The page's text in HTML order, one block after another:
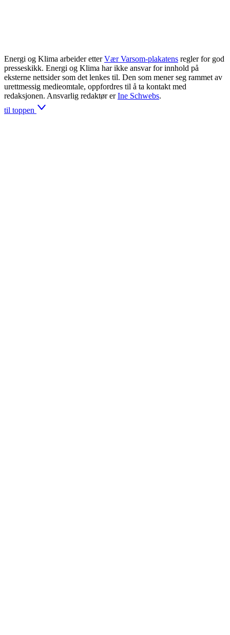
Energi og Klima arbeider etter Vær Varsom-plakatens regler for god
presseskikk. Energi og Klima har ikke ansvar for innhold på
eksterne nettsider som det lenkes til. Den som mener seg rammet av
urettmessig medieomtale, oppfordres til å ta kontakt med
redaksjonen. Ansvarlig redaktør er Ine Schwebs.
til toppen